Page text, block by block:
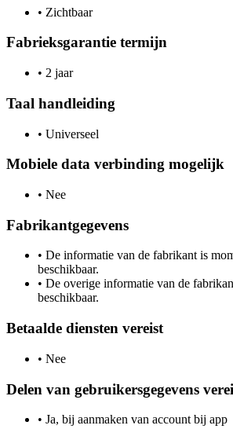
• Zichtbaar
Fabrieksgarantie termijn
• 2 jaar
Taal handleiding
• Universeel
Mobiele data verbinding mogelijk
• Nee
Fabrikantgegevens
• De informatie van de fabrikant is
beschikbaar.
• De overige informatie van de
beschikbaar.
Betaalde diensten vereist
• Nee
Delen van gebruikersgegevens
• Ja, bij aanmaken van account bij app